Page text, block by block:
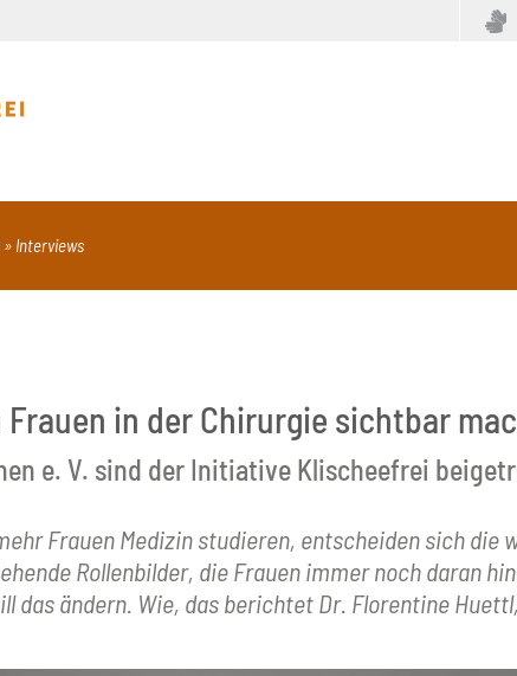
Interviews
Frauen in der Chirurgie sichtbar
e. V. sind der Initiative Klischeefrei
Frauen Medizin studieren, entscheiden sich
Rollenbilder, die Frauen immer noch daran
das ändern. Wie, das berichtet Dr. Florentine